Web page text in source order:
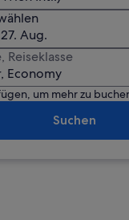
Aug.
Reiseklasse
Economy
um mehr zu
Suchen